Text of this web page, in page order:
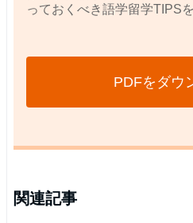
っておくべき語学留学TIPS
PDFをダウ
関連記事